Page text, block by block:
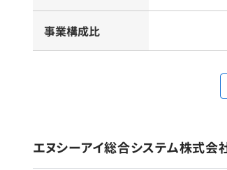
事業構成比
エヌシーアイ総合システム株式会